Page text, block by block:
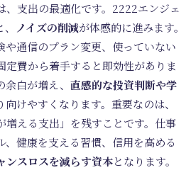
、支出の最適化です。2222エンジェ
ノイズの削減が体感的に進みます。
や通信のプラン変更、使っていない
定費から着手すると即効性がありま
白が増え、 直感的な投資判断や学
向けやすくなります。重要なのは、
増える支出」を残すことです。仕事
、健康を支える習慣、信用を高める
ンスロスを減らす資本となります。